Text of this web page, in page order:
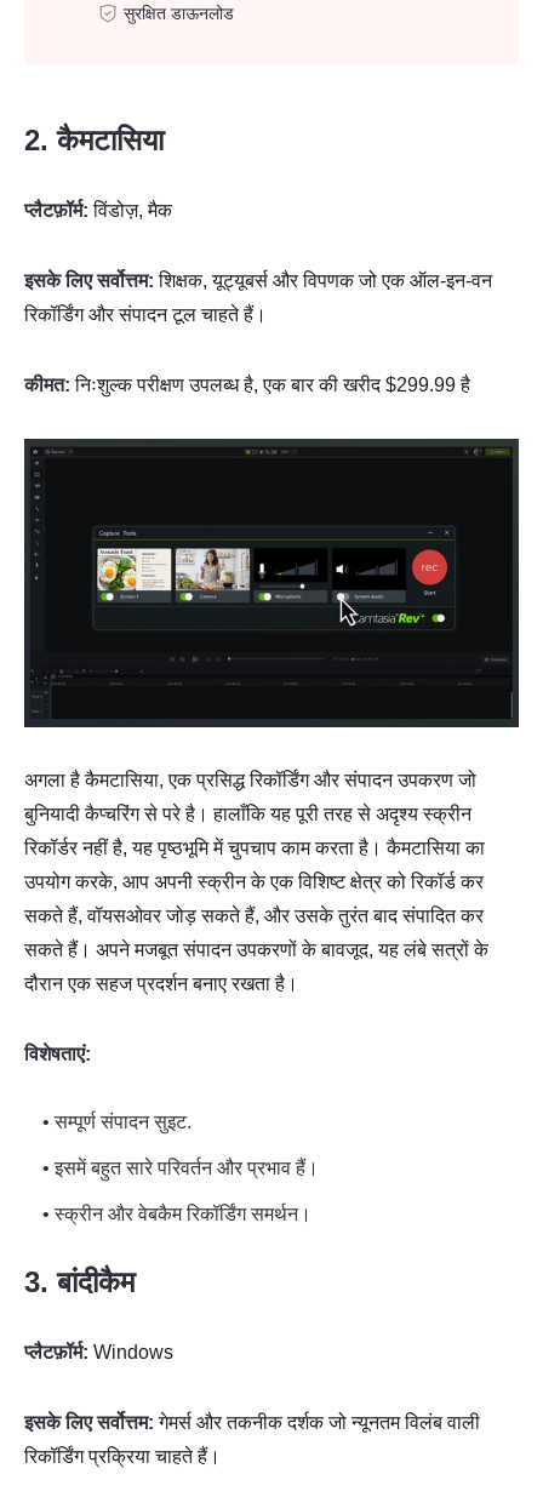
सुरक्षित डाऊनलोड
2. कैमटासिया
प्लैटफ़ॉर्म: विंडोज़, मैक
इसके लिए सर्वोत्तम: शिक्षक, यूट्यूबर्स और विपणक जो एक ऑल-इन-वन
रिकॉर्डिंग और संपादन टूल चाहते हैं।
कीमत: निःशुल्क परीक्षण उपलब्ध है, एक बार की खरीद $299.99 है
अगला है कैमटासिया, एक प्रसिद्ध रिकॉर्डिंग और संपादन उपकरण जो
बुनियादी कैप्चरिंग से परे है। हालाँकि यह पूरी तरह से अदृश्य स्क्रीन
रिकॉर्डर नहीं है, यह पृष्ठभूमि में चुपचाप काम करता है। कैमटासिया का
उपयोग करके, आप अपनी स्क्रीन के एक विशिष्ट क्षेत्र को रिकॉर्ड कर
सकते हैं, वॉयसओवर जोड़ सकते हैं, और उसके तुरंत बाद संपादित कर
सकते हैं। अपने मजबूत संपादन उपकरणों के बावजूद, यह लंबे सत्रों के
दौरान एक सहज प्रदर्शन बनाए रखता है।
विशेषताएं:
• सम्पूर्ण संपादन सुइट.
• इसमें बहुत सारे परिवर्तन और प्रभाव हैं।
• स्क्रीन और वेबकैम रिकॉर्डिंग समर्थन।
3. बांदीकैम
प्लैटफ़ॉर्म: Windows
इसके लिए सर्वोत्तम: गेमर्स और तकनीक दर्शक जो न्यूनतम विलंब वाली
रिकॉर्डिंग प्रक्रिया चाहते हैं।